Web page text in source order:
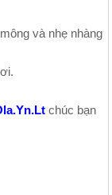
và nhẹ nhàng
chúc bạn